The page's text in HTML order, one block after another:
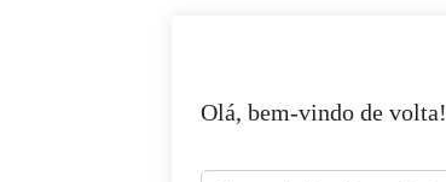
Olá, bem-vindo de volta!